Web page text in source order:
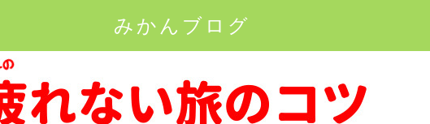
みかんブログ